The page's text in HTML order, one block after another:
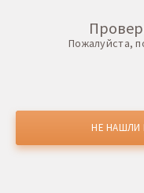
Пожалуйста,
НЕ НАШЛИ